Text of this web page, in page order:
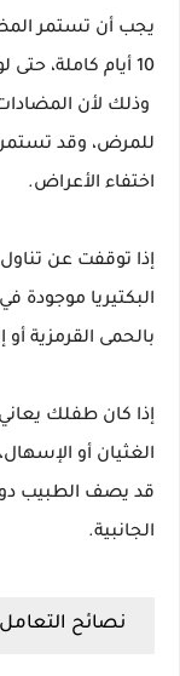
يجب أن تستمر
10 أيام كاملة، حتى لو اختفت الأعراض في وقت أقرب.
وذلك لأن
للمرض، وقد تستمر
اختفاء الأعراض.
البكتيريا موجودة
بالحمى القرمزية
إذا كان طفلك
الغثيان أو
قد يصف الطبيب
الجانبية.
نصائح